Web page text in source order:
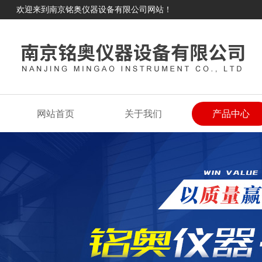
欢迎来到南京铭奥仪器设备有限公司网站！
网站首页 关于我们 产品中心